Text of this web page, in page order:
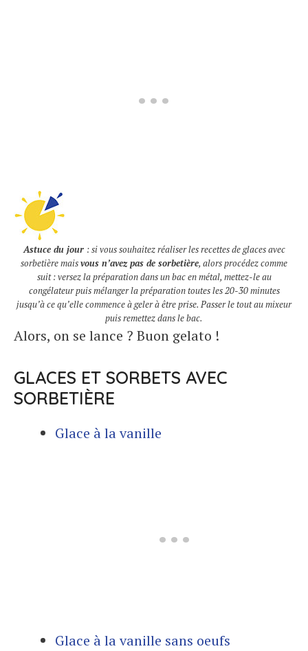
Astuce du jour : si vous souhaitez réaliser les recettes de glaces avec
sorbetière maisvous n’avez pas de sorbetière, alors procédez comme
suit : versez la préparation dans un bac en métal, mettez-le au
congélateur puis mélanger la préparation toutes les 20-30 minutes
jusqu’à ce qu’elle commence à geler à être prise. Passer le tout au mixeur
puis remettez dans le bac.
Alors, on se lance ? Buon gelato !
GLACES ET SORBETS AVEC
SORBETIÈRE
Glace à la vanille
Glace à la vanille sans oeufs